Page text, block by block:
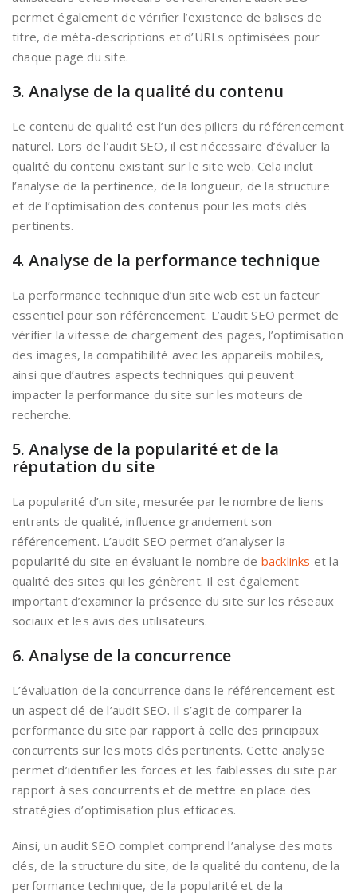
permet également de vérifier l’existence de balises de
titre, de méta-descriptions et d’URLs optimisées pour
chaque page du site.
3. Analyse de la qualité du contenu
Le contenu de qualité est l’un des piliers du référencement
naturel. Lors de l’audit SEO, il est nécessaire d’évaluer la
qualité du contenu existant sur le site web. Cela inclut
l’analyse de la pertinence, de la longueur, de la structure
et de l’optimisation des contenus pour les mots clés
pertinents.
4. Analyse de la performance technique
La performance technique d’un site web est un facteur
essentiel pour son référencement. L’audit SEO permet de
vérifier la vitesse de chargement des pages, l’optimisation
des images, la compatibilité avec les appareils mobiles,
ainsi que d’autres aspects techniques qui peuvent
impacter la performance du site sur les moteurs de
recherche.
5. Analyse de la popularité et de la
réputation du site
La popularité d’un site, mesurée par le nombre de liens
entrants de qualité, influence grandement son
référencement. L’audit SEO permet d’analyser la
popularité du site en évaluant le nombre de backlinks et la
qualité des sites qui les génèrent. Il est également
important d’examiner la présence du site sur les réseaux
sociaux et les avis des utilisateurs.
6. Analyse de la concurrence
L’évaluation de la concurrence dans le référencement est
un aspect clé de l’audit SEO. Il s’agit de comparer la
performance du site par rapport à celle des principaux
concurrents sur les mots clés pertinents. Cette analyse
permet d’identifier les forces et les faiblesses du site par
rapport à ses concurrents et de mettre en place des
stratégies d’optimisation plus efficaces.
Ainsi, un audit SEO complet comprend l’analyse des mots
clés, de la structure du site, de la qualité du contenu, de la
performance technique, de la popularité et de la